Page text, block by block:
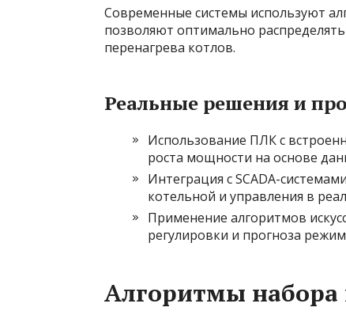
Современные системы используют
позволяют оптимально
перенагрева котлов.
Реальные решения и
Использование ПЛК с
роста мощности на основе
Интеграция с SCADA-
котельной и управления в
Применение алгоритмов
регулировки и прогноза
Алгоритмы набора